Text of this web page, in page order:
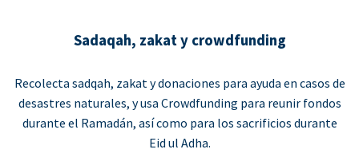
Sadaqah, zakat y crowdfunding
Recolecta sadqah, zakat y donaciones para ayuda en casos de
desastres naturales, y usa Crowdfunding para reunir fondos
durante el Ramadán, así como para los sacrificios durante
Eid ul Adha.